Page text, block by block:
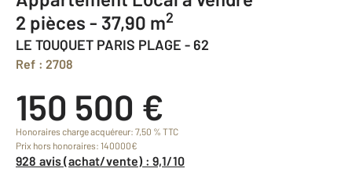
2 pièces - 37,90 m2
LE TOUQUET PARIS PLAGE - 62
Ref : 2708
150 500 €
Honoraires charge acquéreur: 7,50 % TTC
Prix hors honoraires: 140000€
928 avis (achat/vente) : 9,1/10